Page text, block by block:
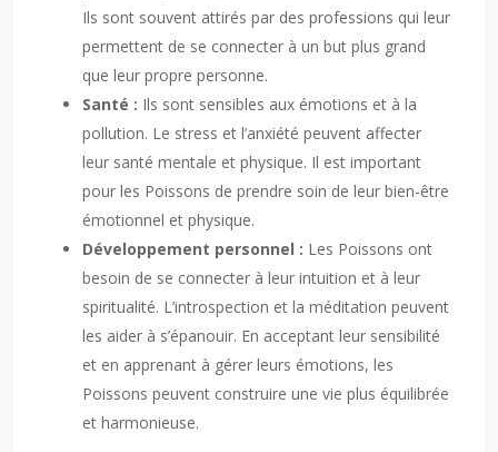
Ils sont souvent attirés par des professions qui leur
permettent de se connecter à un but plus grand
que leur propre personne.
Santé : Ils sont sensibles aux émotions et à la
pollution. Le stress et l’anxiété peuvent affecter
leur santé mentale et physique. Il est important
pour les Poissons de prendre soin de leur bien-être
émotionnel et physique.
Développement personnel : Les Poissons ont
besoin de se connecter à leur intuition et à leur
spiritualité. L’introspection et la méditation peuvent
les aider à s’épanouir. En acceptant leur sensibilité
et en apprenant à gérer leurs émotions, les
Poissons peuvent construire une vie plus équilibrée
et harmonieuse.